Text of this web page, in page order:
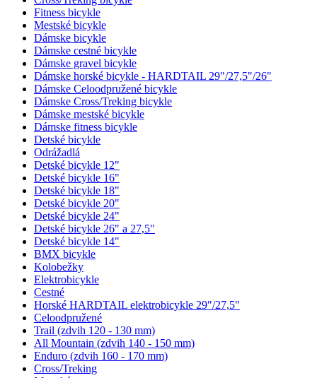
Fitness bicykle
Mestské bicykle
Dámske bicykle
Dámske cestné bicykle
Dámske gravel bicykle
Dámske horské bicykle - HARDTAIL 29"/27,5"/26"
Dámske Celoodpružené bicykle
Dámske Cross/Treking bicykle
Dámske mestské bicykle
Dámske fitness bicykle
Detské bicykle
Odrážadlá
Detské bicykle 12"
Detské bicykle 16"
Detské bicykle 18"
Detské bicykle 20"
Detské bicykle 24"
Detské bicykle 26" a 27,5"
Detské bicykle 14"
BMX bicykle
Kolobežky
Elektrobicykle
Cestné
Horské HARDTAIL elektrobicykle 29"/27,5"
Celoodpružené
Trail (zdvih 120 - 130 mm)
All Mountain (zdvih 140 - 150 mm)
Enduro (zdvih 160 - 170 mm)
Cross/Treking